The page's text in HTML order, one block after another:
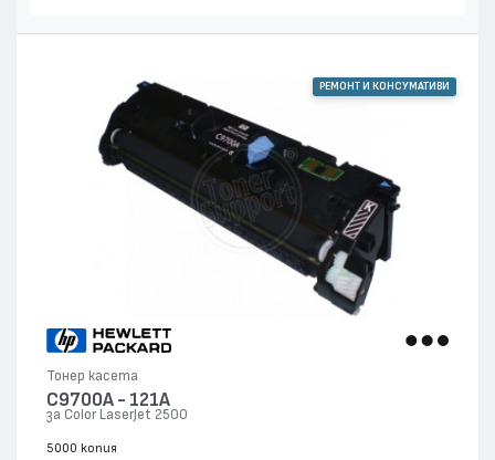
РЕМОНТ И КОНСУМАТИВИ
Тонер касета
C9700A - 121A
за Color LaserJet 2500
5000 копия